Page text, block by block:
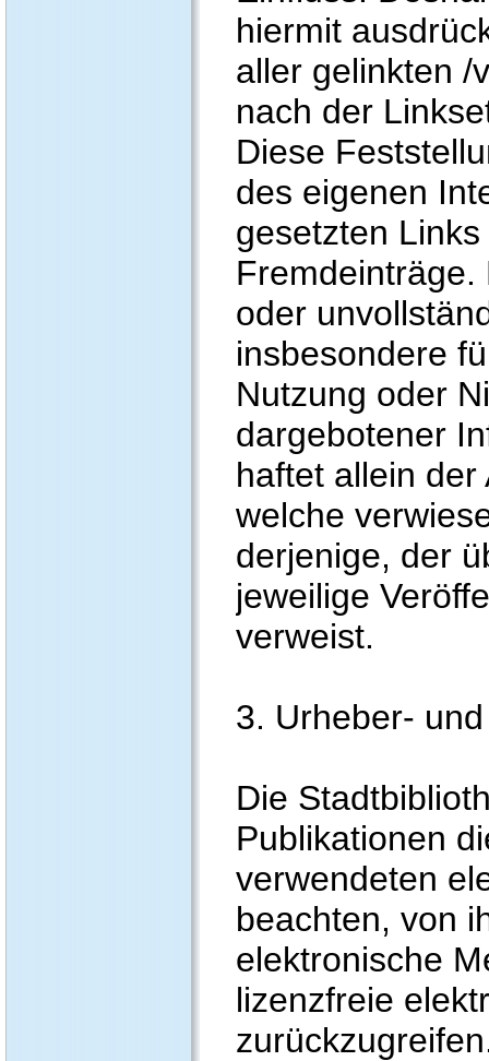
hiermit
aller gelinkten /
nach der
Diese
des eigenen
gesetzten
oder
insbesondere
Nutzung oder
dargebotener
haftet allein
welche
derjenige, der
jeweilige
verweist.
3. Urheber-
Die
Publikationen
verwendeten
beachten, von
elektronische
lizenzfreie